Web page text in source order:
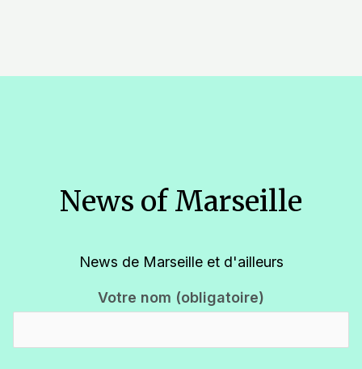
News of Marseille
News de Marseille et d'ailleurs
Votre nom (obligatoire)